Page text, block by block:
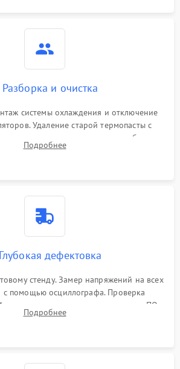
Разборка и очистка
системы охлаждения и отключение
Удаление старой термопасты с
чипа и термопрокладок с банок
Очистка платы от пыли и окислов.
Подробнее
дефектовка
стенду. Замер напряжений на всех
с помощью осциллографа. Проверка
специализированного ПО
MATS
Подробнее